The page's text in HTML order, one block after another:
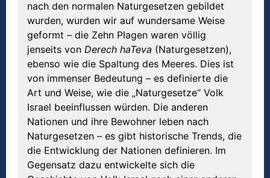
nach den normalen Naturgesetzen gebildet
wurden, wurden wir auf wundersame Weise
geformt – die Zehn Plagen waren völlig
jenseits von Derech haTeva (Naturgesetzen),
ebenso wie die Spaltung des Meeres. Dies ist
von immenser Bedeutung – es definierte die
Art und Weise, wie die „Naturgesetze“ Volk
Israel beeinflussen würden. Die anderen
Nationen und ihre Bewohner leben nach
Naturgesetzen – es gibt historische Trends, die
die Entwicklung der Nationen definieren. Im
Gegensatz dazu entwickelte sich die